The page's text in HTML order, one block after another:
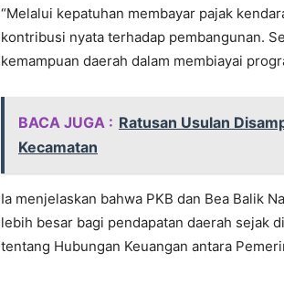
“Melalui kepatuhan membayar pajak
kontribusi nyata terhadap pembangunan.
kemampuan daerah dalam membiayai
BACA JUGA : Ratusan Usulan
Kecamatan
Ia menjelaskan bahwa PKB dan Bea Balik
lebih besar bagi pendapatan daerah sejak
tentang Hubungan Keuangan antara